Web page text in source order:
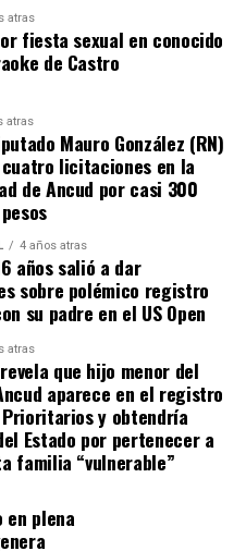
atras
fiesta sexual en conocido
de Castro
atras
Mauro González (RN)
licitaciones en la
de Ancud por casi 300
4 años atras
años salió a dar
sobre polémico registro
su padre en el US Open
atras
que hijo menor del
aparece en el registro
Prioritarios y obtendría
Estado por pertenecer a
familia “vulnerable”
plena